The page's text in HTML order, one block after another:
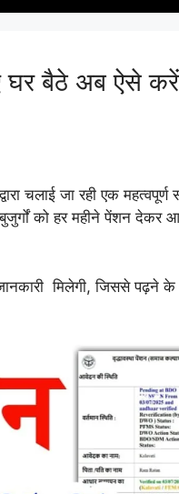
बैठे अब ऐसे
चलाई जा रही एक महत्वपूर्ण
को हर महीने पेंशन देकर
मिलेगी, जिससे पढ़ने के